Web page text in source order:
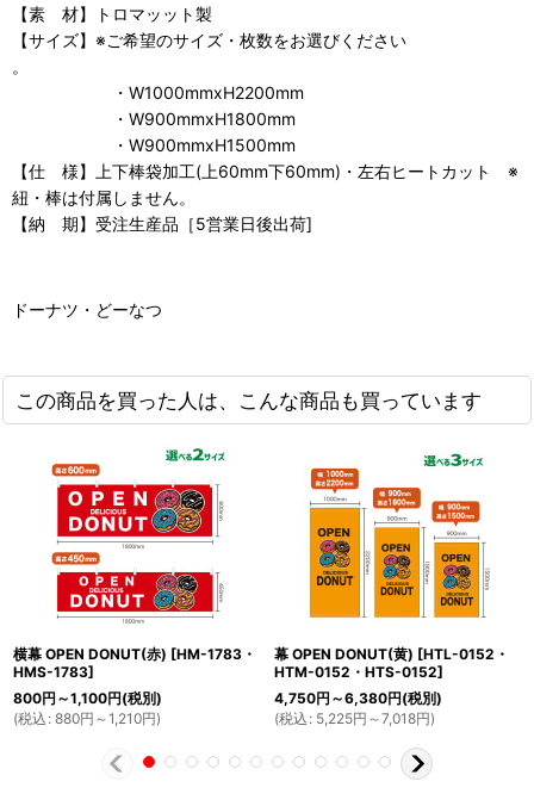
【素 材】トロマッット製
【サイズ】※ご希望のサイズ・枚数をお選びください
。
・W1000mmxH2200mm
・W900mmxH1800mm
・W900mmxH1500mm
【仕 様】上下棒袋加工(上60mm下60mm)・左右ヒートカット ※
紐・棒は付属しません。
【納 期】受注生産品［5営業日後出荷]
ドーナツ・どーなつ
この商品を買った人は、こんな商品も買っています
横幕 OPEN DONUT(赤) [HM-1783・
HMS-1783]
800円 ～1,100円(税別)
(税込 : 880円 ～1,210円)
幕 OPEN DONUT(黄) [HTL-0152・
HTM-0152・HTS-0152]
4,750円 ～6,380円(税別)
(税込 : 5,225円 ～7,018円)